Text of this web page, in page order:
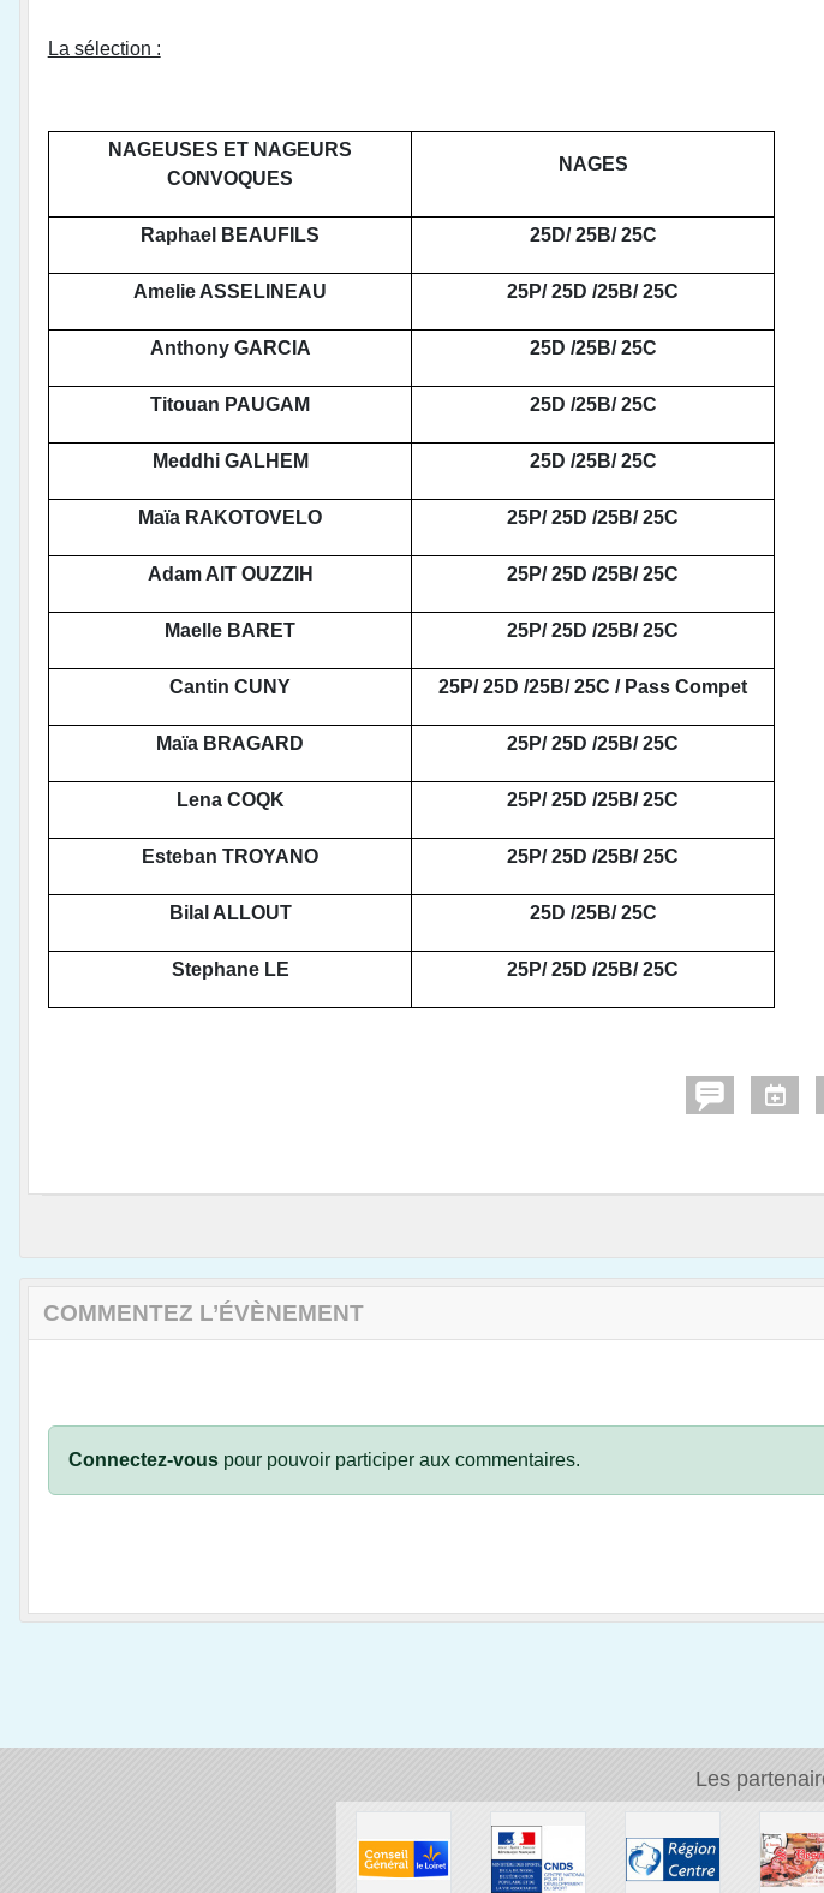
La sélection :
NAGEUSES ET NAGEURS
CONVOQUES
NAGES
Raphael BEAUFILS 25D/ 25B/ 25C
Amelie ASSELINEAU 25P/ 25D /25B/ 25C
Anthony GARCIA 25D /25B/ 25C
Titouan PAUGAM 25D /25B/ 25C
Meddhi GALHEM 25D /25B/ 25C
Maïa RAKOTOVELO 25P/ 25D /25B/ 25C
Adam AIT OUZZIH 25P/ 25D /25B/ 25C
Maelle BARET 25P/ 25D /25B/ 25C
Cantin CUNY 25P/ 25D /25B/ 25C / Pass Compet
Maïa BRAGARD 25P/ 25D /25B/ 25C
Lena COQK 25P/ 25D /25B/ 25C
Esteban TROYANO 25P/ 25D /25B/ 25C
Bilal ALLOUT 25D /25B/ 25C
Stephane LE 25P/ 25D /25B/ 25C
COMMENTEZ L’ÉVÈNEMENT
Connectez-vous pour pouvoir participer aux commentaires.
Les